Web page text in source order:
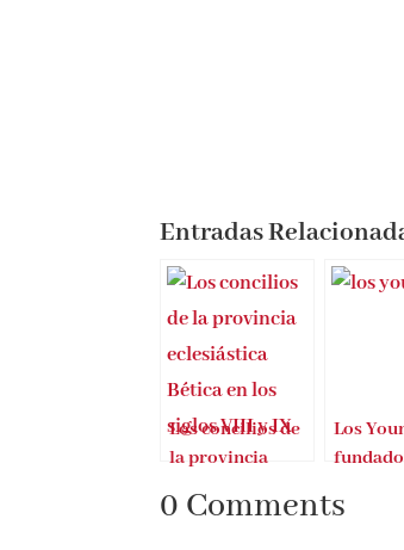
Entradas
Los concilios de
la provincia
Bética en los
Los
0 Comments